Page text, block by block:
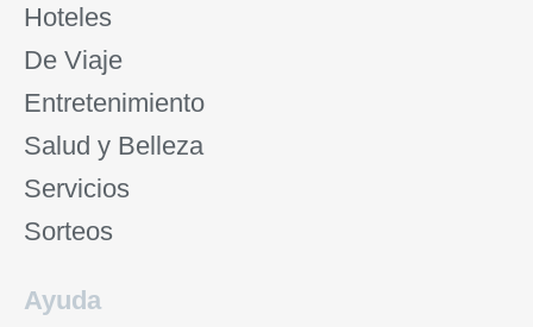
Hoteles
De Viaje
Entretenimiento
Salud y Belleza
Servicios
Sorteos
Ayuda